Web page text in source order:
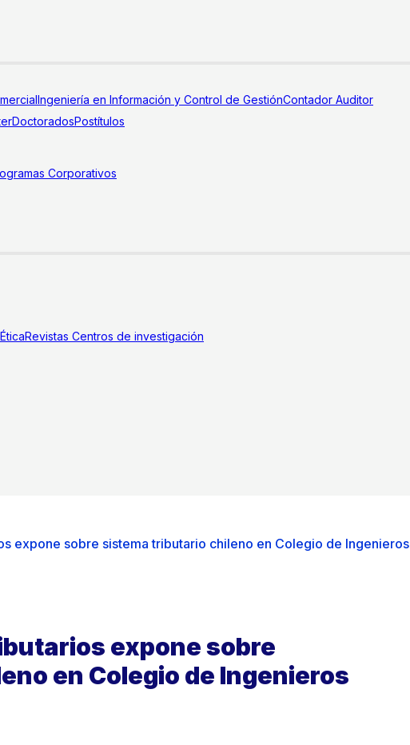
Ingeniería en Información y Control de GestiónContador Auditor
DoctoradosPostítulos
Corporativos
Revistas Centros de investigación
expone sobre sistema tributario chileno en Colegio de Ingenieros
expone sobre
en Colegio de Ingenieros